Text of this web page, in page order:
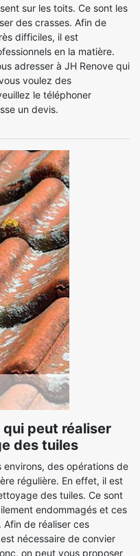
sur les toits. Ce sont les
des crasses. Afin de
difficiles, il est
en la matière.
adresser à JH Renove qui
voulez des
le téléphoner
un devis.
qui peut réaliser
des tuiles
environs, des opérations de
régulière. En effet, il est
des tuiles. Ce sont
endommagés et ces
de réaliser ces
nécessaire de convier
on peut vous proposer